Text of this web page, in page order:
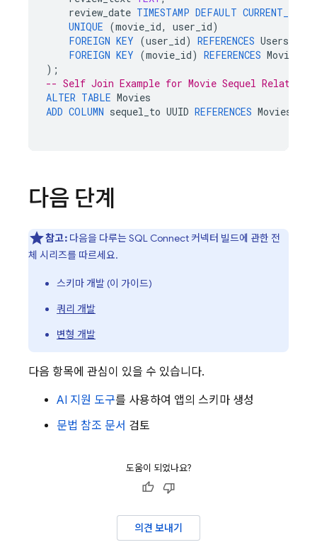
review_date TIMESTAMP DEFAULT
UNIQUE (movie_id, user_id)
FOREIGN KEY (user_id) REFERENCES Users
FOREIGN KEY (movie_id) REFERENCES Movies
);
-- Self Join Example for Movie Sequel
ALTER TABLE Movies
ADD COLUMN sequel_to UUID REFERENCES Movies
다음 단계
참고:다음을 다루는SQL Connect커넥터 빌드에 관한 전
체 시리즈를 따르세요.
스키마 개발 (이 가이드)
쿼리 개발
변형 개발
다음 항목에 관심이 있을 수 있습니다.
AI 지원 도구를 사용하여 앱의 스키마 생성
문법 참조 문서 검토
도움이 되었나요?
의견 보내기